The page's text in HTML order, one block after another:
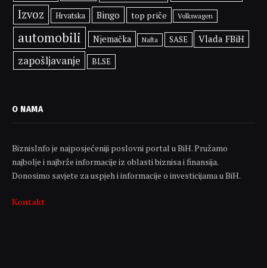
Izvoz
Hrvatska Bingo top priče Volkswagen
automobili Njemačka Nafta SASE Vlada FBiH
zapošljavanje BLSE
O NAMA
BiznisInfo je najposjećeniji poslovni portal u BiH. Pružamo
najbolje i najbrže informacije iz oblasti biznisa i finansija.
Donosimo savjete za uspjeh i informacije o investicijama u BiH.
Kontakt